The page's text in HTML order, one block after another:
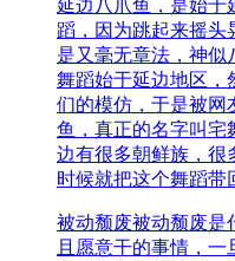
延边八爪鱼，是始于
蹈，因为跳起来摇头
是又毫无章法，神似
舞蹈始于延边地区，
们的模仿，于是被网
鱼，真正的名字叫宅
边有很多朝鲜族，很
时候就把这个舞蹈带
被动颓废被动颓废是
且愿意干的事情，一